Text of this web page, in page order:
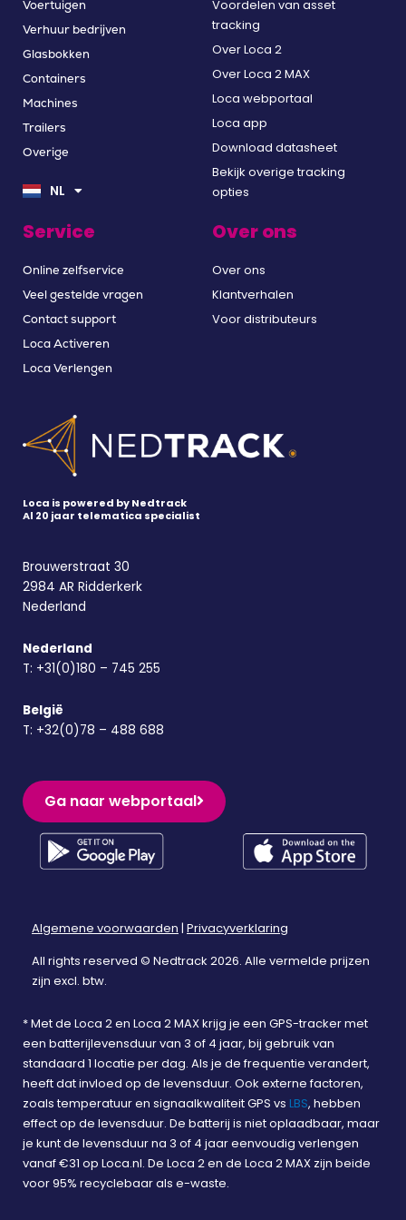
Voertuigen
Verhuur bedrijven
Glasbokken
Containers
Machines
Trailers
Overige
NL
EN
FR
Voordelen van asset
tracking
Over Loca 2
Over Loca 2 MAX
Loca webportaal
Loca app
Download datasheet
Bekijk overige tracking
opties
Service
Online zelfservice
Veel gestelde vragen
Contact support
Loca Activeren
Loca Verlengen
Over ons
Over ons
Klantverhalen
Voor distributeurs
Loca is powered by Nedtrack
Al 20 jaar telematica specialist
Brouwerstraat 30
2984 AR Ridderkerk
Nederland
Nederland
T: +31(0)180 – 745 255
België
T: +32(0)78 – 488 688
Ga naar webportaal
Algemene voorwaarden | Privacyverklaring
All rights reserved © Nedtrack 2026. Alle vermelde prijzen
zijn excl. btw.
* Met de Loca 2 en Loca 2 MAX krijg je een GPS-tracker met
een batterijlevensduur van 3 of 4 jaar, bij gebruik van
standaard 1 locatie per dag. Als je de frequentie verandert,
heeft dat invloed op de levensduur. Ook externe factoren,
zoals temperatuur en signaalkwaliteit GPS vs LBS, hebben
effect op de levensduur. De batterij is niet oplaadbaar, maar
je kunt de levensduur na 3 of 4 jaar eenvoudig verlengen
vanaf €31 op Loca.nl. De Loca 2 en de Loca 2 MAX zijn beide
voor 95% recyclebaar als e-waste.